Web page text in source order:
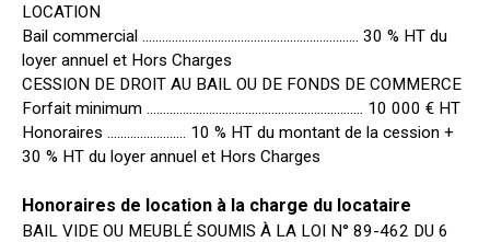
LOCATION
Bail commercial ………………………………………………………… 30 % HT du
loyer annuel et Hors Charges
CESSION DE DROIT AU BAIL OU DE FONDS DE COMMERCE
Forfait minimum ………………………………………………………… 10 000 € HT
Honoraires …………………… 10 % HT du montant de la cession +
30 % HT du loyer annuel et Hors Charges
Honoraires de location à la charge du locataire
BAIL VIDE OU MEUBLÉ SOUMIS À LA LOI N° 89-462 DU 6